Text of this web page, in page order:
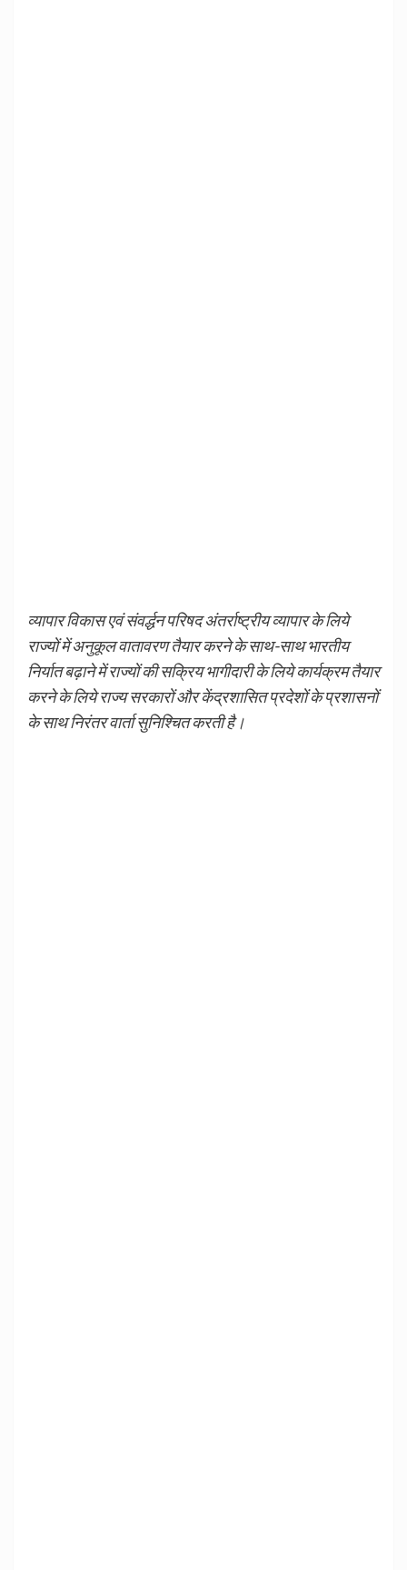
व्यापार विकास एवं संवर्द्धन परिषद अंतर्राष्ट्रीय व्यापार के लिये
राज्यों में अनुकूल वातावरण तैयार करने के साथ-साथ भारतीय
निर्यात बढ़ाने में राज्यों की सक्रिय भागीदारी के लिये कार्यक्रम तैयार
करने के लिये राज्य सरकारों और केंद्रशासित प्रदेशों के प्रशासनों
के साथ निरंतर वार्ता सुनिश्चित करती है।